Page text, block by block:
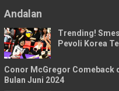
Andalan
Trending!
Pevoli Korea
Conor McGregor Comeback
Bulan Juni 2024